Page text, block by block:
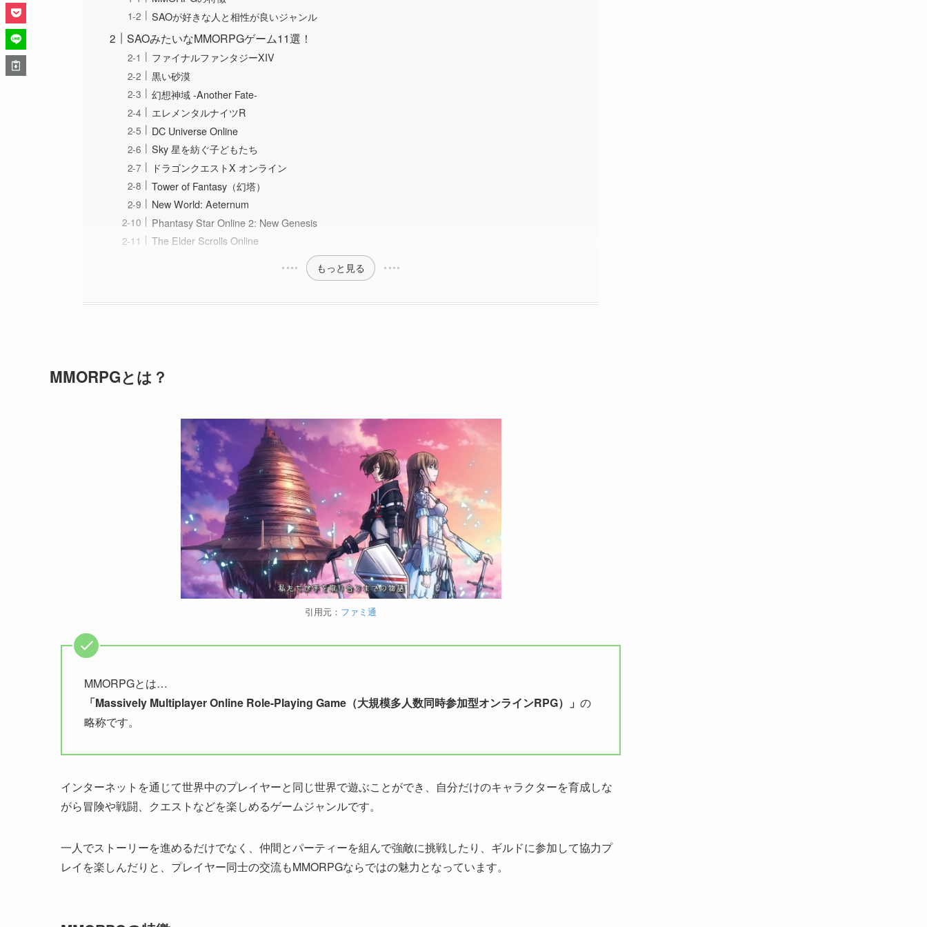
SAOが好きな人と相性が良いジャンル
SAOみたいなMMORPGゲーム11選！
ファイナルファンタジーXIV
黒い砂漠
幻想神域 -Another Fate-
エレメンタルナイツR
DC Universe Online
Sky 星を紡ぐ子どもたち
ドラゴンクエストX オンライン
Tower of Fantasy（幻塔）
New World: Aeternum
Phantasy Star Online 2: New Genesis
The Elder Scrolls Online
もっと見る
MMORPGとは？
引用元： ファミ通
MMORPGとは…
「Massively Multiplayer Online Role-Playing Game（大規模多人数同時参加型オンラインRPG）」 の
略称です。
インターネットを通じて世界中のプレイヤーと同じ世界で遊ぶことができ、自分だけのキャラクターを育成しな
がら冒険や戦闘、クエストなどを楽しめるゲームジャンルです。
一人でストーリーを進めるだけでなく、仲間とパーティーを組んで強敵に挑戦したり、ギルドに参加して協力プ
レイを楽しんだりと、プレイヤー同士の交流もMMORPGならではの魅力となっています。